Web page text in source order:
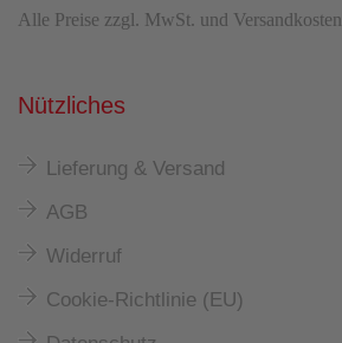
Alle Preise zzgl. MwSt. und Versandkosten
Nützliches
Lieferung & Versand
AGB
Widerruf
Cookie-Richtlinie (EU)